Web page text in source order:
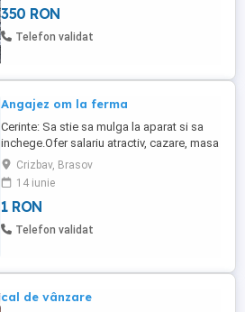
350 RON
Telefon validat
Angajez om la ferma
Cerinte: Sa stie sa mulga la aparat si sa
inchege.Ofer salariu atractiv, cazare, masa
si eventual tigari daca este cazul, mai
multe detalii la nr
Crizbav, Brasov
14 iunie
1 RON
Telefon validat
cal de vânzare